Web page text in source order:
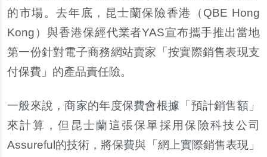
的市場。去年底，昆士蘭保險香港（QBE Hong
Kong）與香港保經代業者YAS宣布攜手推出當地
第一份針對電子商務網站賣家「按實際銷售表現支
付保費」的產品責任險。
一般來說，商家的年度保費會根據「預計銷售額」
來計算，但昆士蘭這張保單採用保險科技公司
Assureful的技術，將保費與「網上實際銷售表現」